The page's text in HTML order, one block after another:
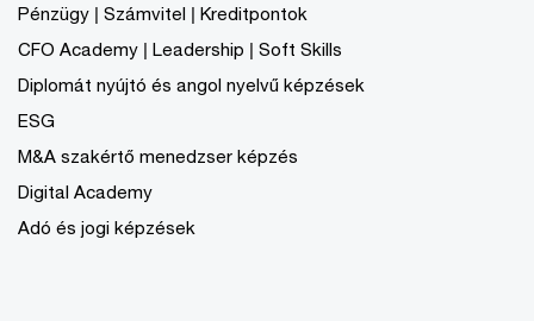
Pénzügy | Számvitel | Kreditpontok
CFO Academy | Leadership | Soft Skills
Diplomát nyújtó és angol nyelvű képzések
ESG
M&A szakértő menedzser képzés
Digital Academy
Adó és jogi képzések